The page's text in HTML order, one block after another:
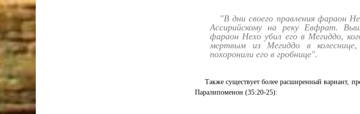
"В дни своего правления фараон
Ассирийскому на реку Евфрат.
фараон Нехо убил его в Мегиддо,
мертвым из Мегиддо в
похоронили его в гробнице".
Также существует более расширенный вариант,
Паралипоменон (35:20-25):